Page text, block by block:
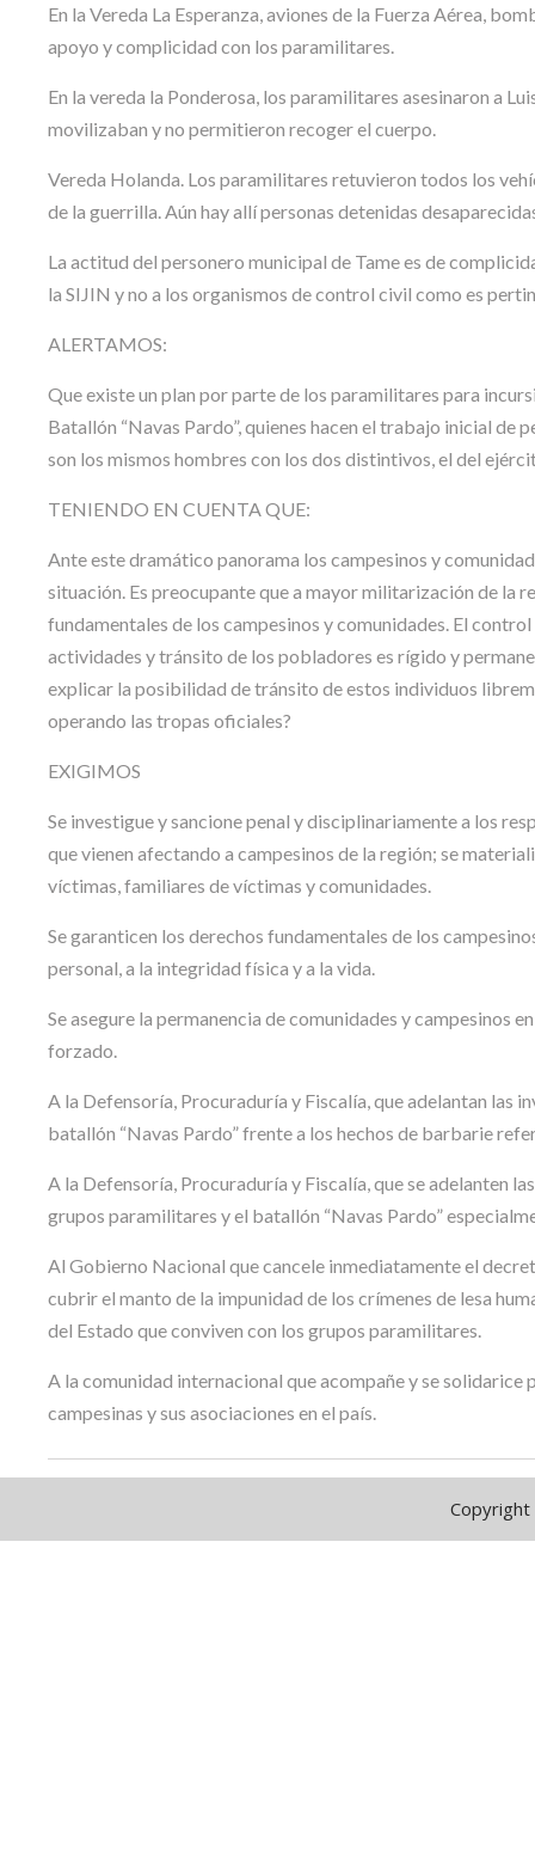
En la Vereda La Esperanza, aviones de la Fuerza Aérea,
apoyo y complicidad con los paramilitares.
En la vereda la Ponderosa, los paramilitares asesinaron a
movilizaban y no permitieron recoger el cuerpo.
Vereda Holanda. Los paramilitares retuvieron todos los
de la guerrilla. Aún hay allí personas detenidas
La actitud del personero municipal de Tame es de
la SIJIN y no a los organismos de control civil como es
ALERTAMOS:
Que existe un plan por parte de los paramilitares para
Batallón “Navas Pardo”, quienes hacen el trabajo inicial de
son los mismos hombres con los dos distintivos, el del
TENIENDO EN CUENTA QUE:
Ante este dramático panorama los campesinos y
situación. Es preocupante que a mayor militarización de la
fundamentales de los campesinos y comunidades. El
actividades y tránsito de los pobladores es rígido y
explicar la posibilidad de tránsito de estos individuos
operando las tropas oficiales?
EXIGIMOS
Se investigue y sancione penal y disciplinariamente a los
que vienen afectando a campesinos de la región; se
víctimas, familiares de víctimas y comunidades.
Se garanticen los derechos fundamentales de los
personal, a la integridad física y a la vida.
Se asegure la permanencia de comunidades y campesinos
forzado.
A la Defensoría, Procuraduría y Fiscalía, que adelantan las
batallón “Navas Pardo” frente a los hechos de barbarie
A la Defensoría, Procuraduría y Fiscalía, que se adelanten
grupos paramilitares y el batallón “Navas Pardo”
Al Gobierno Nacional que cancele inmediatamente el
cubrir el manto de la impunidad de los crímenes de lesa
del Estado que conviven con los grupos paramilitares.
A la comunidad internacional que acompañe y se solidarice
campesinas y sus asociaciones en el país.
Copyright